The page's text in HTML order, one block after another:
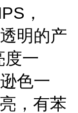
，
明的产
度一
色一
，有苯